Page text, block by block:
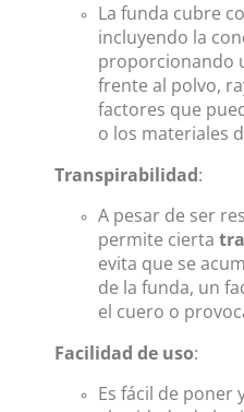
La funda cubre
incluyendo la
proporcionando
frente al polvo,
factores que
o los materiales
Transpirabilidad:
A pesar de ser
permite cierta
evita que se
de la funda, un
el cuero o
Facilidad de uso:
Es fácil de poner